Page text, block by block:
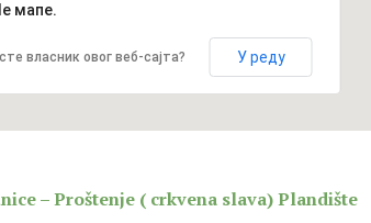
мапе.
власник овог веб-сајта? У реду
– Proštenje ( crkvena slava) Plandište